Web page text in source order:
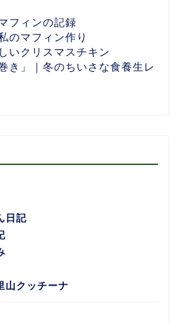
フィンの記録
のマフィン作り
いクリスマスチキン
き」｜冬のちいさな食養生レ
日記
山クッチーナ